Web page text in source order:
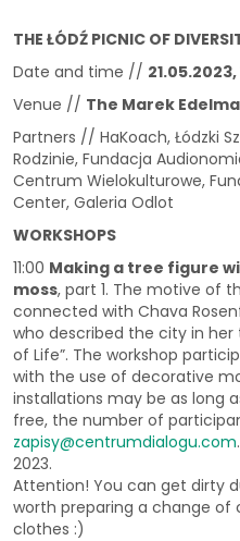
THE ŁÓDŹ PICNIC OF
Date and time //
Venue // The Marek
Partners // HaKoach, Łódzki
Rodzinie, Fundacja
Centrum Wielokulturowe,
Center, Galeria Odlot
WORKSHOPS
11:00 Making a tree figure
moss, part 1. The motive of
connected with Chava
who described the city in
of Life”. The workshop
with the use of decorative
installations may be as long
free, the number of
zapisy@centrumdialogu.com
2023.
Attention! You can get dirty
worth preparing a change of
clothes :)